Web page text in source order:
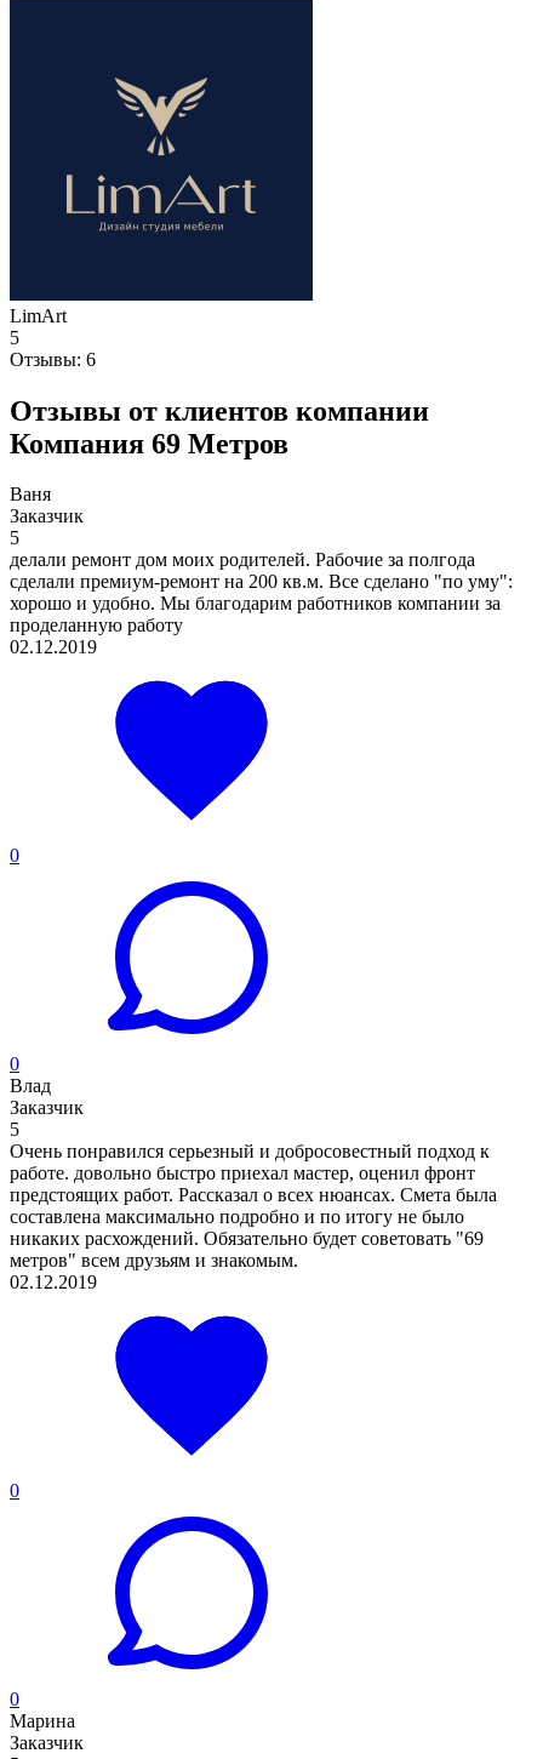
LimArt
5
Отзывы: 6
Отзывы от клиентов компании
Компания 69 Метров
Ваня
Заказчик
5
делали ремонт дом моих родителей. Рабочие за полгода
сделали премиум-ремонт на 200 кв.м. Все сделано "по уму":
хорошо и удобно. Мы благодарим работников компании за
проделанную работу
02.12.2019
0
0
Влад
Заказчик
5
Очень понравился серьезный и добросовестный подход к
работе. довольно быстро приехал мастер, оценил фронт
предстоящих работ. Рассказал о всех нюансах. Смета была
составлена максимально подробно и по итогу не было
никаких расхождений. Обязательно будет советовать "69
метров" всем друзьям и знакомым.
02.12.2019
0
0
Марина
Заказчик